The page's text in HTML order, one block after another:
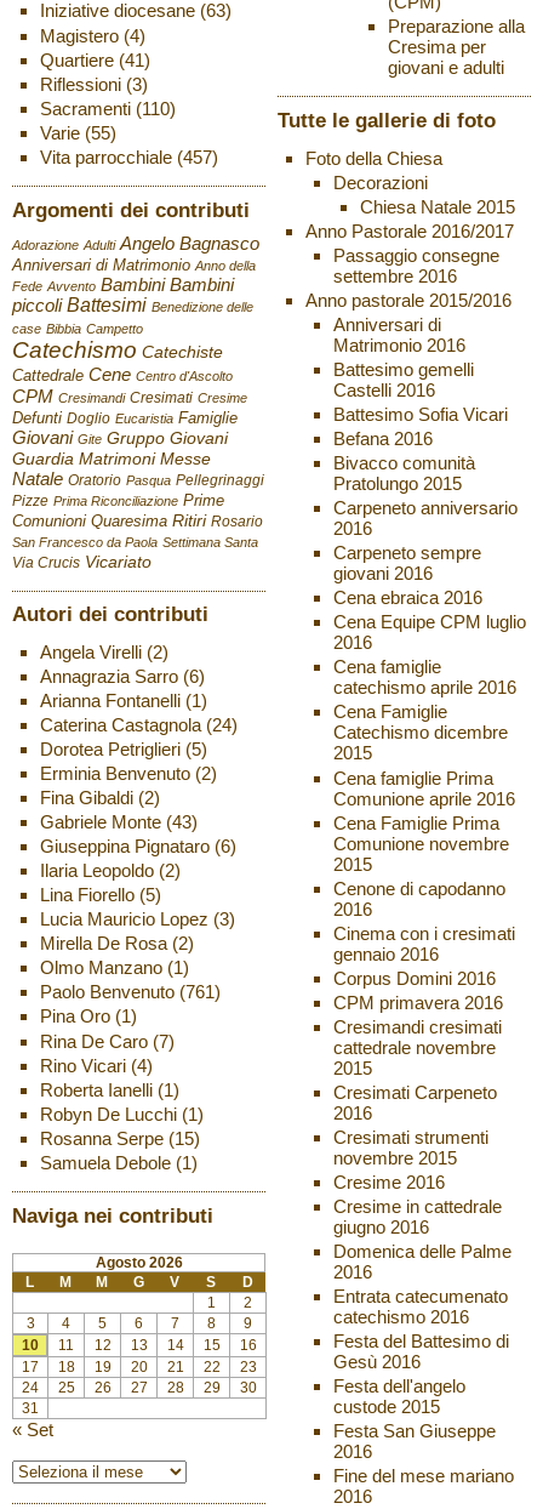
Iniziative diocesane(63)
Magistero(4)
Quartiere(41)
Riflessioni(3)
Sacramenti(110)
Varie(55)
Vita parrocchiale(457)
Argomenti dei contributi
Adorazione Adulti Angelo Bagnasco
Anniversari di Matrimonio Anno della
Fede Avvento Bambini Bambini
piccoli Battesimi Benedizione delle
case Bibbia Campetto
Catechismo Catechiste
Cattedrale Cene Centro d'Ascolto
CPM Cresimandi Cresimati Cresime
Defunti Doglio Eucaristia Famiglie
Giovani Gite Gruppo Giovani
Guardia Matrimoni Messe
Natale Oratorio Pasqua Pellegrinaggi
Pizze Prima Riconciliazione Prime
Comunioni Quaresima Ritiri Rosario
San Francesco da Paola Settimana Santa
Via Crucis Vicariato
Autori dei contributi
Angela Virelli(2)
Annagrazia Sarro(6)
Arianna Fontanelli(1)
Caterina Castagnola(24)
Dorotea Petriglieri(5)
Erminia Benvenuto(2)
Fina Gibaldi(2)
Gabriele Monte(43)
Giuseppina Pignataro(6)
Ilaria Leopoldo(2)
Lina Fiorello(5)
Lucia Mauricio Lopez (3)
Mirella De Rosa(2)
Olmo Manzano(1)
Paolo Benvenuto(761)
Pina Oro(1)
Rina De Caro(7)
Rino Vicari(4)
Roberta Ianelli(1)
Robyn De Lucchi(1)
Rosanna Serpe(15)
Samuela Debole(1)
Naviga nei contributi
Agosto 2026
L
M M G V S
D
1
2
3
4 5 6 7 8
9
10
11 12 13 14 15
16
17
18 19 20 21 22
23
24
25 26 27 28 29
30
31
« Set
Preparazione alla
Cresima per
giovani e adulti
Tutte le gallerie di foto
Foto della Chiesa
Decorazioni
Chiesa Natale 2015
Anno Pastorale 2016/2017
Passaggio consegne
settembre 2016
Anno pastorale 2015/2016
Anniversari di
Matrimonio 2016
Battesimo gemelli
Castelli 2016
Battesimo Sofia Vicari
Befana 2016
Bivacco comunità
Pratolungo 2015
Carpeneto anniversario
2016
Carpeneto sempre
giovani 2016
Cena ebraica 2016
Cena Equipe CPM luglio
2016
Cena famiglie
catechismo aprile 2016
Cena Famiglie
Catechismo dicembre
2015
Cena famiglie Prima
Comunione aprile 2016
Cena Famiglie Prima
Comunione novembre
2015
Cenone di capodanno
2016
Cinema con i cresimati
gennaio 2016
Corpus Domini 2016
CPM primavera 2016
Cresimandi cresimati
cattedrale novembre
2015
Cresimati Carpeneto
2016
Cresimati strumenti
novembre 2015
Cresime 2016
Cresime in cattedrale
giugno 2016
Domenica delle Palme
2016
Entrata catecumenato
catechismo 2016
Festa del Battesimo di
Gesù 2016
Festa dell'angelo
custode 2015
Festa San Giuseppe
2016
Fine del mese mariano
2016